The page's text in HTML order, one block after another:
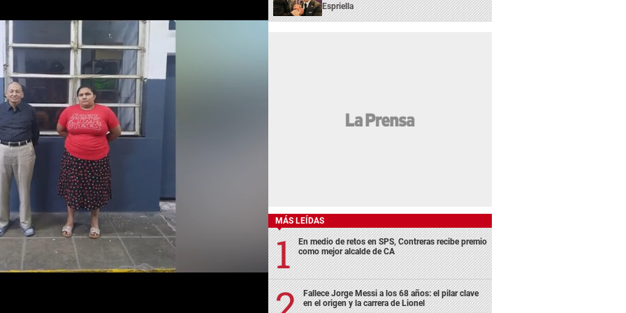
Espriella
MÁS LEÍDAS
En medio de retos en SPS, Contreras recibe premio
como mejor alcalde de CA
Fallece Jorge Messi a los 68 años: el pilar clave
en el origen y la carrera de Lionel